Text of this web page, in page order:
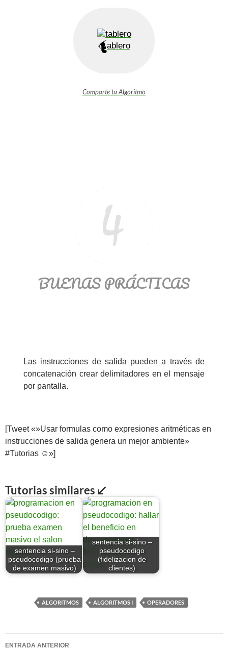
ablero
Comparte tu Algoritmo
BUENAS PRÁCTICAS
Las instrucciones de salida pueden a través de
concatenación crear delimitadores en el mensaje
por pantalla.
[Tweet «»Usar formulas como expresiones aritméticas en
instrucciones de salida genera un mejor ambiente»
#Tutorias ☺»]
Tutorias similares ↙
sentencia si-sino –
pseudocodigo (prueba
de examen masivo)
sentencia si-sino –
pseudocodigo
(fidelizacion de
clientes)
ALGORITMOS ALGORITMOS I OPERADORES
Navegación
ENTRADA ANTERIOR